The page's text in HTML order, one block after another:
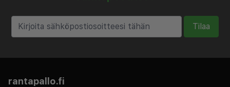
Tilaa
rantapallo.fi